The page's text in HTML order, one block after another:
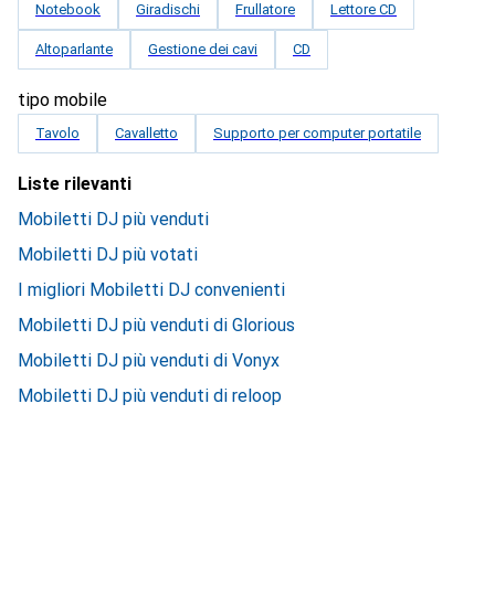
Notebook Giradischi Frullatore Lettore CD
Altoparlante Gestione dei cavi CD
tipo mobile
Tavolo Cavalletto Supporto per computer portatile
Liste rilevanti
Mobiletti DJ più venduti
Mobiletti DJ più votati
I migliori Mobiletti DJ convenienti
Mobiletti DJ più venduti di Glorious
Mobiletti DJ più venduti di Vonyx
Mobiletti DJ più venduti di reloop